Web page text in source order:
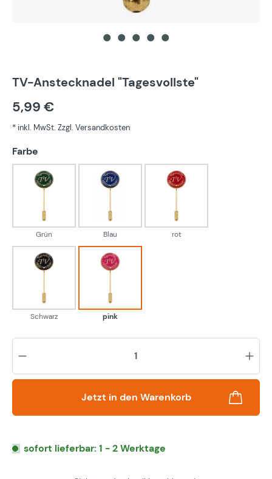
TV-Anstecknadel "Tagesvollste"
5,99 €
* inkl. MwSt. Zzgl. Versandkosten
Farbe
Grün Blau rot
Schwarz pink
Jetzt in den Warenkorb
sofort lieferbar: 1 - 2 Werktage